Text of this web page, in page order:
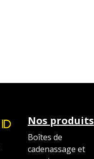
Nos produits
Boîtes de
cadenassage et